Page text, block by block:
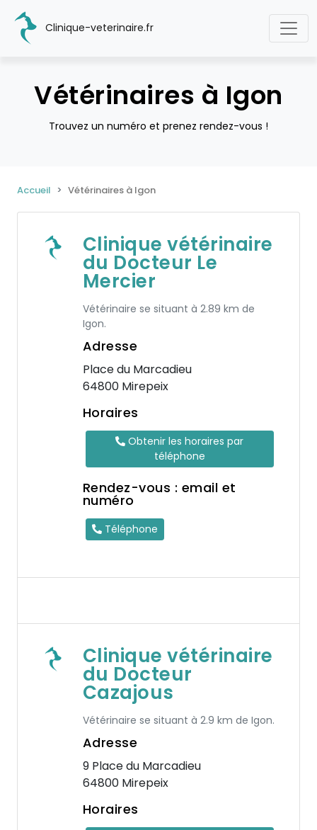
Clinique-veterinaire.fr
Vétérinaires à Igon
Trouvez un numéro et prenez rendez-vous !
Accueil Vétérinaires à Igon
Clinique vétérinaire
du Docteur Le
Mercier
Vétérinaire se situant à 2.89 km de
Igon.
Adresse
Place du Marcadieu
64800 Mirepeix
Horaires
Obtenir les horaires par
téléphone
Rendez-vous : email et
numéro
Téléphone
Clinique vétérinaire
du Docteur
Cazajous
Vétérinaire se situant à 2.9 km de Igon.
Adresse
9 Place du Marcadieu
64800 Mirepeix
Horaires